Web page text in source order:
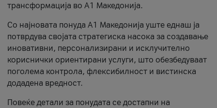
трансформација во А1 Македонија.
Со најновата понуда А1 Македонија уште еднаш ја
потврдува својата стратегиска насока за создавање
иновативни, персонализирани и исклучително
кориснички ориентирани услуги, што обезбедуваат
поголема контрола, флексибилност и вистинска
додадена вредност.
Повеќе детали за понудата се достапни на